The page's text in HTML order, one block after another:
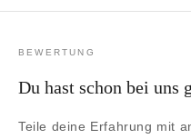
BEWERTUNG
Du hast schon bei uns
Teile deine Erfahrung mit